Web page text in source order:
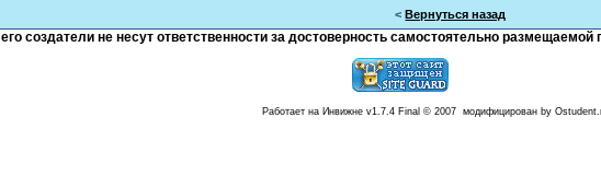
<Вернуться назад
создатели не несут ответственности за достоверность самостоятельно
Работает на Инвижне v1.7.4 Final © 2007 модифицирован by